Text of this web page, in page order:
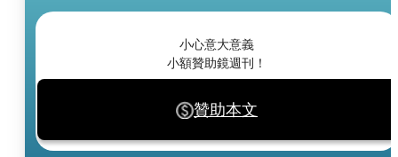
小心意大意義
小額贊助鏡週刊！
贊助本文